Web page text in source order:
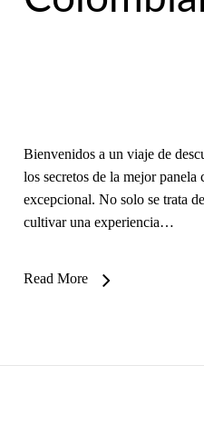
Bienvenidos a un viaje de
los secretos de la mejor panela
excepcional. No solo se trata
cultivar una experiencia…
Read More